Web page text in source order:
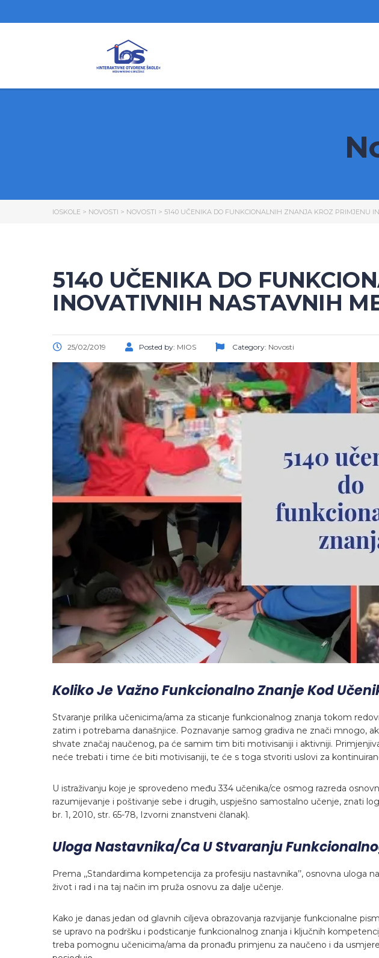
IOSKOLE > NOVOSTI > NOVOSTI > 5140 UČENIKA DO FUNKCIONALNIH ZNANJA KROZ PRIMJENU
5140 UČENIKA DO
INOVATIVNIH NASTAVNIH
25/02/2019 Posted by: MIOS Category: Novosti
Koliko Je Važno Funkcionalno Znanje Kod
Stvaranje prilika učenicima/ama za sticanje funkcionalnog znanja tokom
zatim i potrebama današnjice. Poznavanje samog gradiva ne znači mnogo,
shvate značaj naučenog, pa će samim tim biti motivisaniji i aktivniji.
neće trebati i time će biti motivisaniji, te će s toga stvoriti uslovi za
U istraživanju koje je sprovedeno među 334 učenika/ce osmog razreda
razumijevanje i poštivanje sebe i drugih, uspješno samostalno učenje, znati
br. 1, 2010, str. 65-78, Izvorni znanstveni članak).
Uloga Nastavnika/ca U Stvaranju
Prema ,,Standardima kompetencija za profesiju nastavnika’’, osnovna
život i rad i na taj način im pruža osnovu za dalje učenje.
Kako je danas jedan od glavnih ciljeva obrazovanja razvijanje funkcionalne
se upravo na podršku i podsticanje funkcionalnog znanja i ključnih
treba pomognu učenicima/ama da pronađu primjenu za naučeno i da